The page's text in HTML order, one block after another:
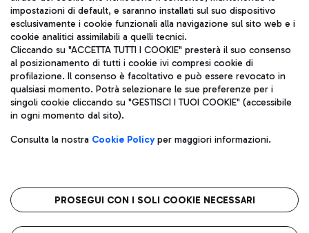
Aeroporti di Roma S.p.A. - Società soggetta a direzione e
coordinamento di Mundys S.p.A.
Codice fiscale e Registro delle Imprese di Roma 13032990155 P.
IVA 06572251004
Capitale sociale 62.224.743,00 int. vers.
Sede legale: Via Pier Paolo Racchetti 1 - 00054 Fiumicino (RM)
telefono +39 06 65951
Privacy policy
Note legali
Roma FCO
L'aeroporto stellato
impostazioni di default, e saranno installati sul suo dispositivo
esclusivamente i cookie funzionali alla navigazione sul sito web e i
cookie analitici assimilabili a quelli tecnici.
Cliccando su "ACCETTA TUTTI I COOKIE" presterà il suo consenso
al posizionamento di tutti i cookie ivi compresi cookie di
profilazione. Il consenso è facoltativo e può essere revocato in
qualsiasi momento. Potrà selezionare le sue preferenze per i
singoli cookie cliccando su "GESTISCI I TUOI COOKIE" (accessibile
in ogni momento dal sito).
Consulta la nostra Cookie Policyper maggiori informazioni.
PROSEGUI CON I SOLI COOKIE NECESSARI